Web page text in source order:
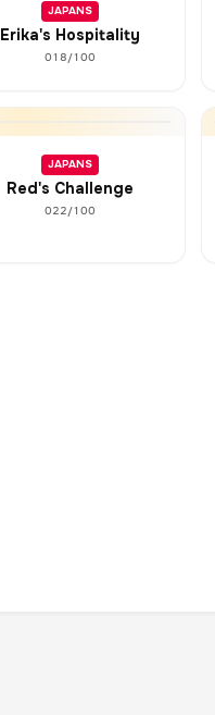
JAPANS
Erika's Hospitality
018/100
JAPANS
Red's Challenge
022/100